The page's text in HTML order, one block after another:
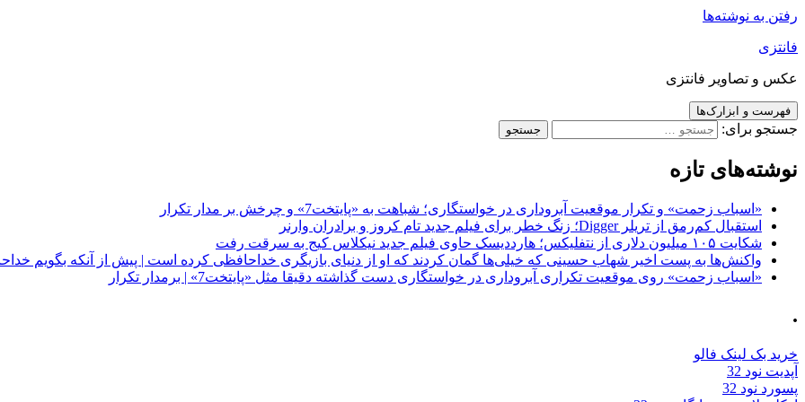
رفتن به نوشته‌ها
فانتزی
عکس و تصاویر فانتزی
فهرست و ابزارک‌ها
جستجو برای:
نوشته‌های تازه
«اسباب زحمت» و تکرار موقعیت آبروداری در خواستگاری؛ شباهت به «پایتخت7» و چرخش بر مدار تکرار
استقبال کم‌رمق از تریلر Digger؛ زنگ خطر برای فیلم جدید تام کروز و برادران وارنر
شکایت ۱۰۵ میلیون دلاری از نتفلیکس؛ هارددیسک حاوی فیلم جدید نیکلاس کیج به سرقت رفت
واکنش‌ها به پست اخیر شهاب حسینی که خیلی‌ها گمان کردند که او از دنیای بازیگری خداحافظی کرده است | پیش از آنکه بگویم
«اسباب زحمت» روی موقعیت تکراری آبروداری در خواستگاری دست گذاشته دقیقا مثل «پایتخت7» | برمدار تکرار
.
خرید بک لینک فالو
آپدیت نود 32
پسورد نود 32